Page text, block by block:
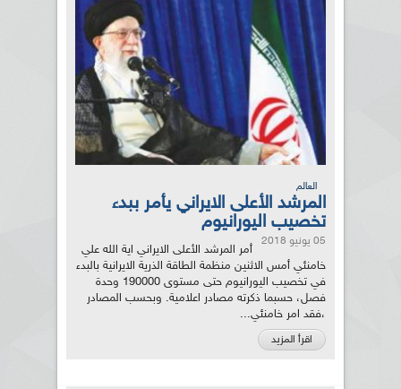
العالم
المرشد الأعلى الايراني يأمر ببدء
تخصيب اليورانيوم
05 يونيو 2018
أمر المرشد الأعلى الايراني اية الله علي
خامنئي أمس الاثنين منظمة الطاقة الذرية الايرانية بالبدء
في تخصيب اليورانيوم حتى مستوى 190000 وحدة
فصل، حسبما ذكرته مصادر اعلامية. وبحسب المصادر
،فقد امر خامنئي...
اقرأ المزيد